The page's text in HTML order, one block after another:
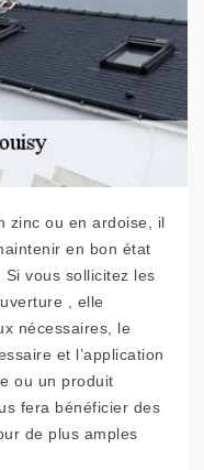
zinc ou en ardoise, il
en bon état
vous sollicitez les
, elle
nécessaires, le
et l’application
ou un produit
fera bénéficier des
de plus amples